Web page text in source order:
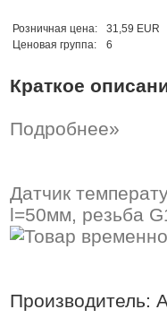
Розничная цена:
31,59 EUR
Ценовая группа:
6
Краткое
Подробнее»
Датчик
l=50мм, резьба
Производитель: